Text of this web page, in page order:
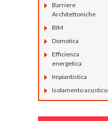
Barriere
Architettoniche
BIM
Domotica
Efficienza
energetica
Impiantistica
Isolamento acustico